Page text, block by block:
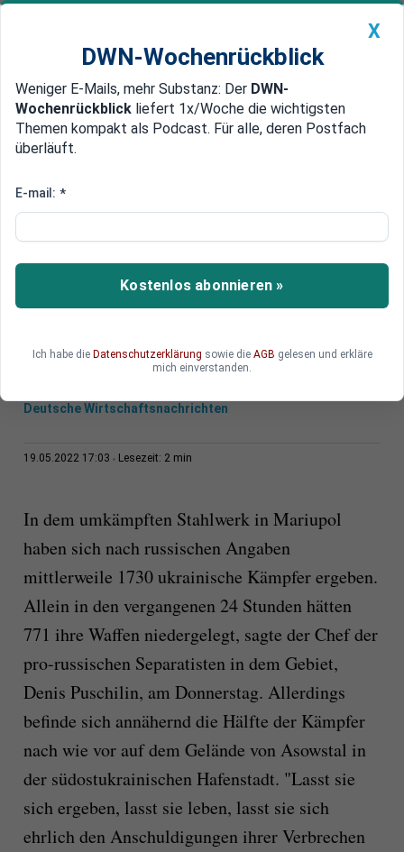
Newsticker MEIN DWN: Geldanlage Premium
Edelmetalle DWN-Magazin China
Hälfte der ukrainischen Kämpfer
Seit Montag haben sich in Asowstal 1730
ukrainische Kämpfer ergeben. Doch auch nach
der Massen-Kapitulation harren viele weiter im
Deutsche Wirtschaftsnachrichten
19.05.2022 17:03 Lesezeit: 2 min
In dem umkämpften Stahlwerk in Mariupol
haben sich nach russischen Angaben
mittlerweile 1730 ukrainische Kämpfer ergeben.
Allein in den vergangenen 24 Stunden hätten
771 ihre Waffen niedergelegt, sagte der Chef der
pro-russischen Separatisten in dem Gebiet,
Denis Puschilin, am Donnerstag. Allerdings
befinde sich annähernd die Hälfte der Kämpfer
nach wie vor auf dem Gelände von Asowstal in
der südostukrainischen Hafenstadt. "Lasst sie
sich ergeben, lasst sie leben, lasst sie sich
ehrlich den Anschuldigungen ihrer Verbrechen
X
DWN-Wochenrückblick
Weniger E-Mails, mehr Substanz: Der DWN-
Wochenrückblick liefert 1x/Woche die wichtigsten
Themen kompakt als Podcast. Für alle, deren Postfach
überläuft.
E-mail: *
Kostenlos abonnieren »
Ich habe die Datenschutzerklärung sowie die AGB gelesen und erkläre
mich einverstanden.